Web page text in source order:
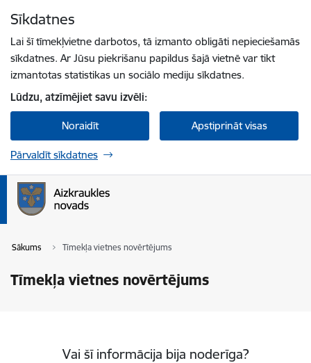
Sīkdatnes
Lai šī tīmekļvietne darbotos, tā izmanto obligāti nepieciešamās
sīkdatnes. Ar Jūsu piekrišanu papildus šajā vietnē var tikt
izmantotas statistikas un sociālo mediju sīkdatnes.
Lūdzu, atzīmējiet savu izvēli:
Noraidīt Apstiprināt visas
Pārvaldīt sīkdatnes
Sākums Tīmekļa vietnes novērtējums
Tīmekļa vietnes novērtējums
Vai šī informācija bija noderīga?